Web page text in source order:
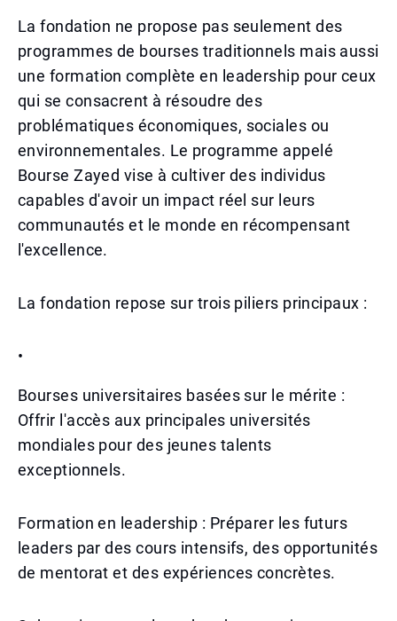
La fondation ne propose pas seulement des
programmes de bourses traditionnels mais aussi
une formation complète en leadership pour ceux
qui se consacrent à résoudre des
problématiques économiques, sociales ou
environnementales. Le programme appelé
Bourse Zayed vise à cultiver des individus
capables d'avoir un impact réel sur leurs
communautés et le monde en récompensant
l'excellence.
La fondation repose sur trois piliers principaux :
•
Bourses universitaires basées sur le mérite :
Offrir l'accès aux principales universités
mondiales pour des jeunes talents
exceptionnels.
Formation en leadership : Préparer les futurs
leaders par des cours intensifs, des opportunités
de mentorat et des expériences concrètes.